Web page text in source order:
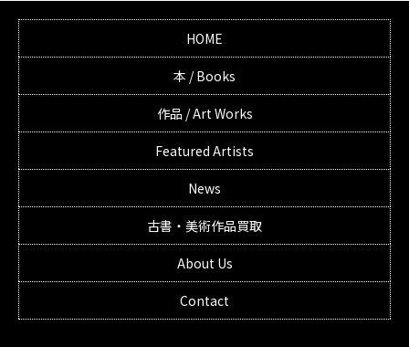
HOME
本 / Books
作品 / Art Works
Featured Artists
News
古書・美術作品買取
About Us
Contact